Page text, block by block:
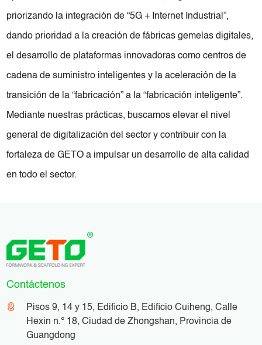
priorizando la integración de “5G + Internet Industrial”,
dando prioridad a la creación de fábricas gemelas digitales,
el desarrollo de plataformas innovadoras como centros de
cadena de suministro inteligentes y la aceleración de la
transición de la “fabricación” a la “fabricación inteligente”.
Mediante nuestras prácticas, buscamos elevar el nivel
general de digitalización del sector y contribuir con la
fortaleza de GETO a impulsar un desarrollo de alta calidad
en todo el sector.
Contáctenos
Pisos 9, 14 y 15, Edificio B, Edificio Cuiheng, Calle
Hexin n.° 18, Ciudad de Zhongshan, Provincia de
Guangdong